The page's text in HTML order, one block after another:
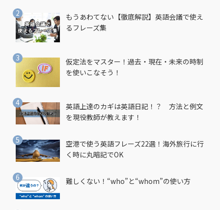
もうあわてない【徹底解説】英語会議で使え
るフレーズ集
仮定法をマスター！過去・現在・未来の時制
を使いこなそう！
英語上達のカギは英語日記！？ 方法と例文
を現役教師が教えます！
空港で使う英語フレーズ22選！海外旅行に行
く時に丸暗記でOK
難しくない！“who”と“whom”の使い方